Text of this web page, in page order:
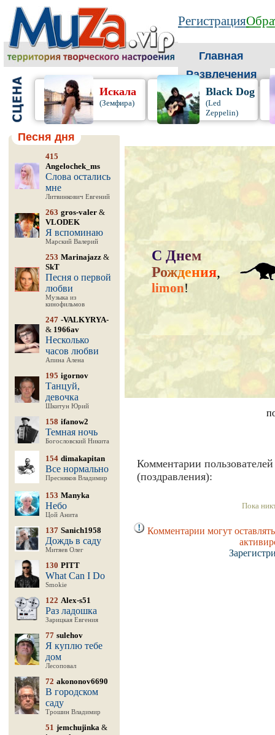
Регистрация
Главная
Развлечения
Искала
(Земфира)
Black Dog
(Led
Zeppelin)
Песня дня
415
Angelochek_ms
Слова остались
мне
Литвинкович Евгений
263 gros-valer &
VLODEK
Я вспоминаю
Марский Валерий
253 Marinajazz &
SkT
Песня о первой
любви
Музыка из
кинофильмов
247 -VALKYRYA-
& 1966av
Несколько
часов любви
Апина Алена
195 igornov
Танцуй,
девочка
Шкитун Юрий
158 ifanow2
Темная ночь
Богословский Никита
154 dimakapitan
Все нормально
Пресняков Владимир
153 Manyka
Небо
Цой Анита
137 Sanich1958
Дождь в саду
Митяев Олег
130 PITT
What Can I Do
Smokie
122 Alex-s51
Раз ладошка
Зарицкая Евгения
77 sulehov
Я куплю тебе
дом
Лесоповал
72 akononov6690
В городском
саду
Трошин Владимир
51 jemchujinka &
С Днем
Рождения,
limon!
Комментарии пользователей
(поздравления):
Пока
Комментарии могут